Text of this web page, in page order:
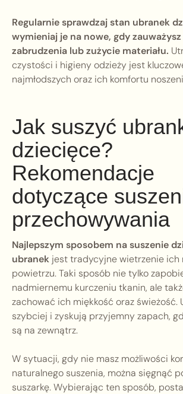
Regularnie sprawdzaj stan ubranek
wymieniaj je na nowe, gdy
zabrudzenia lub zużycie materiału.
czystości i higieny odzieży jest
najmłodszych oraz ich komfortu
Jak suszyć
dziecięce?
Rekomendacje
dotyczące
przechowywania
Najlepszym sposobem na suszenie
ubranek jest tradycyjne wietrzenie ich
powietrzu. Taki sposób nie tylko
nadmiernemu kurczeniu tkanin, ale
zachować ich miękkość oraz świeżość.
szybciej i zyskują przyjemny zapach,
są na zewnątrz.
W sytuacji, gdy nie masz możliwości
naturalnego suszenia, można sięgnąć
suszarkę. Wybierając ten sposób,